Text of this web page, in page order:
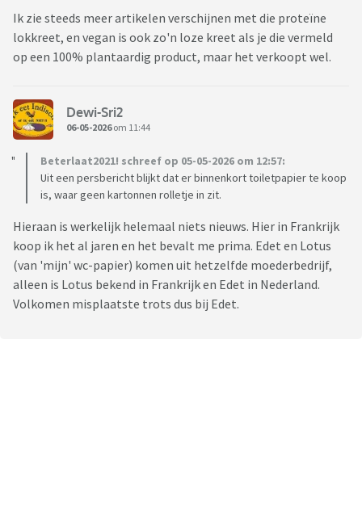
Ik zie steeds meer artikelen verschijnen met die proteïne
lokkreet, en vegan is ook zo'n loze kreet als je die vermeld
op een 100% plantaardig product, maar het verkoopt wel.
Dewi-Sri2
06-05-2026om 11:44
Beterlaat2021! schreef op 05-05-2026 om 12:57:
Uit een persbericht blijkt dat er binnenkort toiletpapier te koop
is, waar geen kartonnen rolletje in zit.
Hieraan is werkelijk helemaal niets nieuws. Hier in Frankrijk
koop ik het al jaren en het bevalt me prima. Edet en Lotus
(van 'mijn' wc-papier) komen uit hetzelfde moederbedrijf,
alleen is Lotus bekend in Frankrijk en Edet in Nederland.
Volkomen misplaatste trots dus bij Edet.